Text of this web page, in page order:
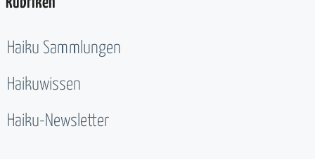
Haiku Sammlungen
Haikuwissen
Haiku-Newsletter